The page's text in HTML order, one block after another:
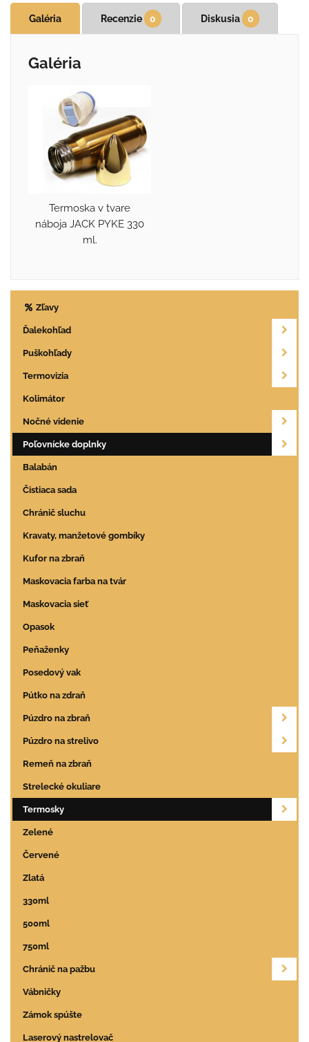
Galéria Recenzie 0 Diskusia 0
Galéria
Termoska v tvare
náboja JACK PYKE 330
ml.
Zľavy
Ďalekohľad
Puškohľady
Termovizia
Kolimátor
Nočné videnie
Poľovnícke doplnky
Balabán
Čistiaca sada
Chránič sluchu
Kravaty, manžetové gombíky
Kufor na zbraň
Maskovacia farba na tvár
Maskovacia sieť
Opasok
Peňaženky
Posedový vak
Pútko na zdraň
Púzdro na zbraň
Púzdro na strelivo
Remeň na zbraň
Strelecké okuliare
Termosky
Zelené
Červené
Zlatá
330ml
500ml
750ml
Chránič na pažbu
Vábničky
Zámok spúšte
Laserový nastrelovač